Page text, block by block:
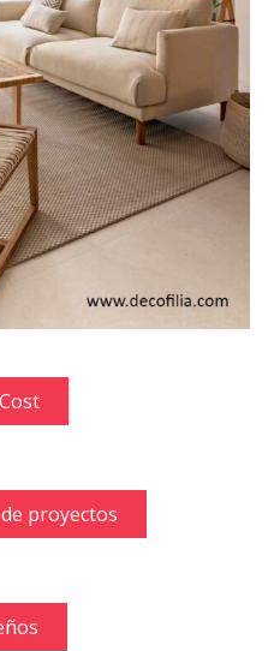
proyectos